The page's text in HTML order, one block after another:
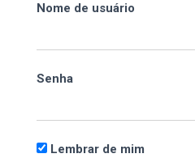
a
p
r
Nome de usuário
Senha
Lembrar de mim